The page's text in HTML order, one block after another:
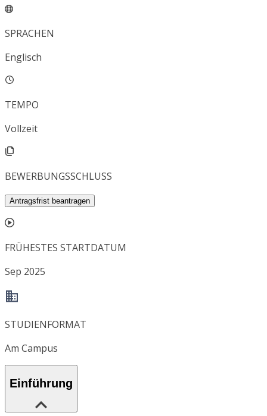
SPRACHEN
Englisch
TEMPO
Vollzeit
BEWERBUNGSSCHLUSS
Antragsfrist beantragen
FRÜHESTES STARTDATUM
Sep 2025
STUDIENFORMAT
Am Campus
Einführung